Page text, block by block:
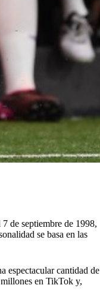
de septiembre de 1998,
se basa en las
espectacular cantidad de
en TikTok y,